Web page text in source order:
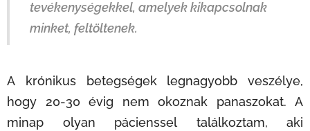
tevékenységekkel, amelyek kikapcsolnak
minket, feltöltenek.
A krónikus betegségek legnagyobb veszélye,
hogy 20-30 évig nem okoznak panaszokat. A
minap olyan pácienssel találkoztam, aki